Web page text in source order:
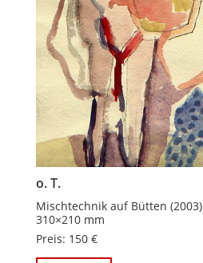
o. T.
Mischtechnik auf Bütten (2003)
310×210 mm
Preis: 150 €